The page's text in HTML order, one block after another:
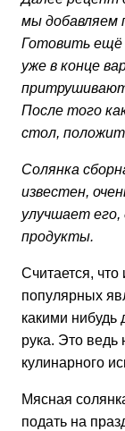
мы добавляем
Готовить ещё
уже в конце
После того
стол,
Солянка
известен,
улучшает его,
продукты.
Считается,
популярных
какими нибудь
рука. Это ведь
кулинарного
Мясная
подать на